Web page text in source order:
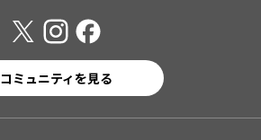
コミュニティを見る